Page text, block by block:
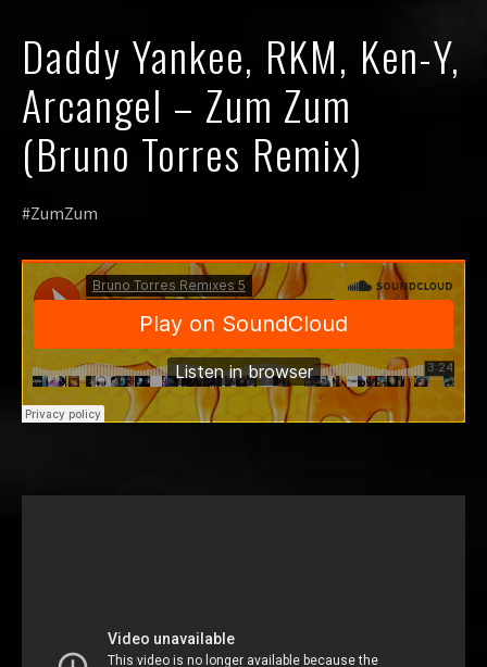
Daddy Yankee, RKM, Ken-Y,
Arcangel – Zum Zum
(Bruno Torres Remix)
#ZumZum